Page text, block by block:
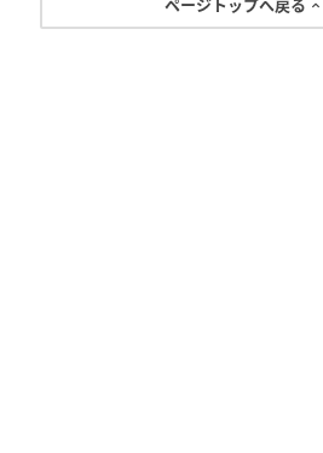
ページトップへ戻る